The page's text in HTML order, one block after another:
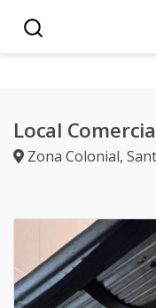
Local
Zona Colonial,